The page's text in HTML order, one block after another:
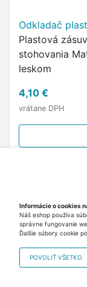
Odkladač
Plastová
stohovania
leskom
4,10 €
vrátane DPH
Informácie o cookies
Náš eshop používa
správne fungovanie
Ďalšie súbory cookie
POVOLIŤ VŠETKO